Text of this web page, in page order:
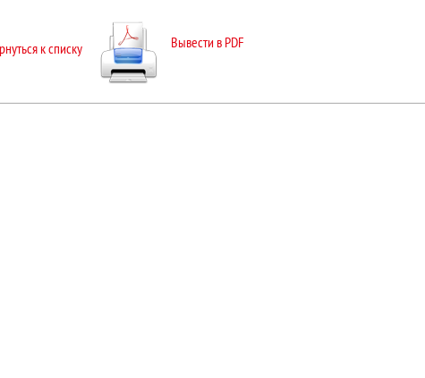
к списку Вывести в PDF